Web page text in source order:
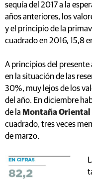
sequía del 2017 a la
años anteriores, los
y el principio de la
cuadrado en 2016, 15,8
A principios del presente
en la situación de las
30%, muy lejos de los
del año. En diciembre
de la Montaña Oriental
cuadrado, tres veces
de marzo.